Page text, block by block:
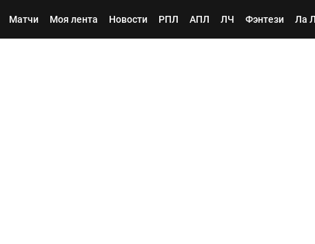
Матчи Моя лента Новости РПЛ АПЛ ЛЧ Фэнтези Ла